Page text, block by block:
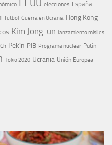
EEUU elecciones España
futbol Guerra en Ucrania Hong Kong
Kim Jong-un lanzamiento misiles
Pekín PIB Programa nuclear Putin
Tokio 2020 Ucrania Unión Europea